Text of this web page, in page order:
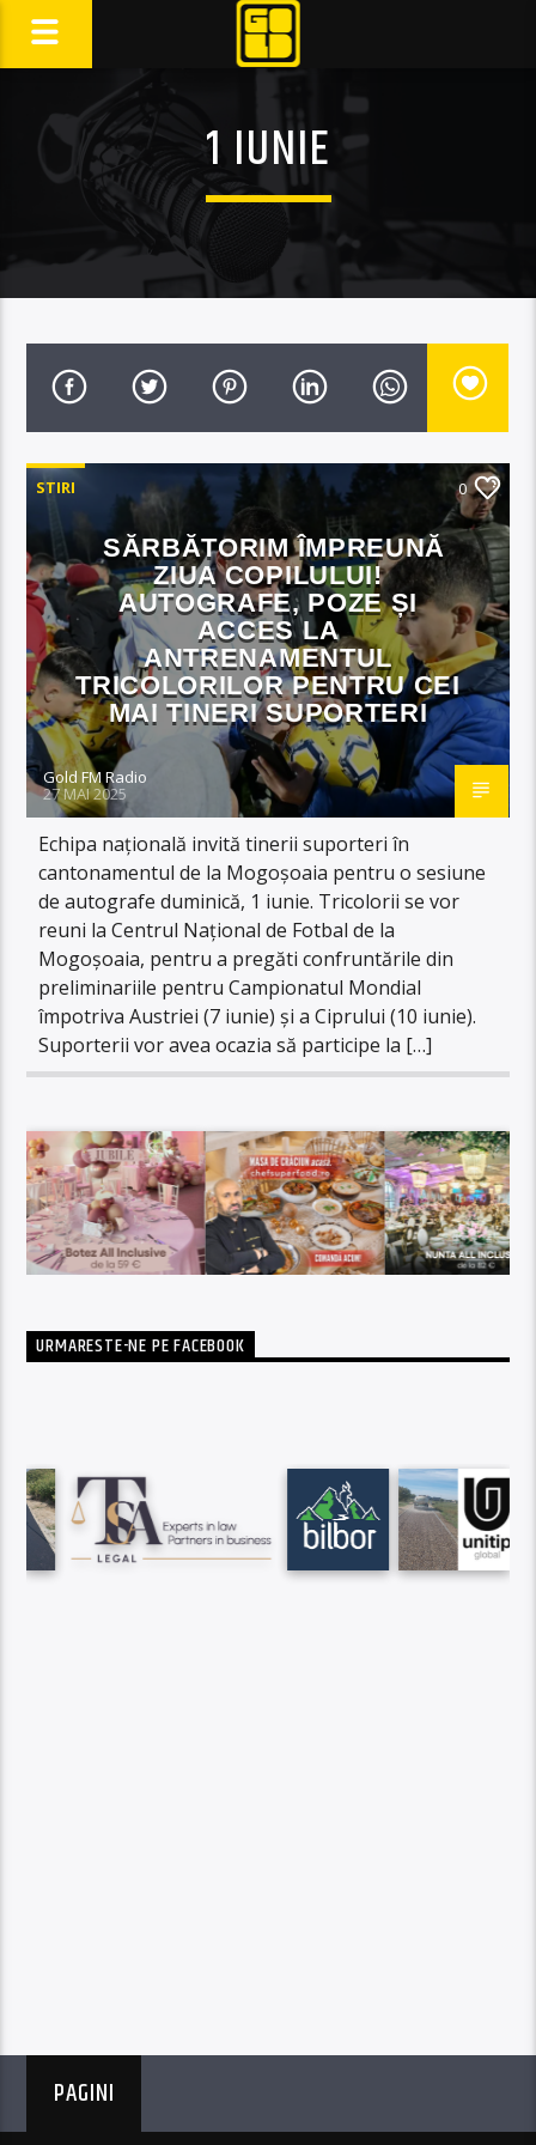
1 IUNIE
STIRI 0
SĂRBĂTORIM ÎMPREUNĂ
ZIUA COPILULUI!
AUTOGRAFE, POZE ȘI
ACCES LA
ANTRENAMENTUL
TRICOLORILOR PENTRU CEI
MAI TINERI SUPORTERI
Gold FM Radio
27 MAI 2025
Echipa națională invită tinerii suporteri în
cantonamentul de la Mogoșoaia pentru o sesiune
de autografe duminică, 1 iunie. Tricolorii se vor
reuni la Centrul Național de Fotbal de la
Mogoșoaia, pentru a pregăti confruntările din
preliminariile pentru Campionatul Mondial
împotriva Austriei (7 iunie) și a Ciprului (10 iunie).
Suporterii vor avea ocazia să participe la […]
URMARESTE-NE PE FACEBOOK
PAGINI